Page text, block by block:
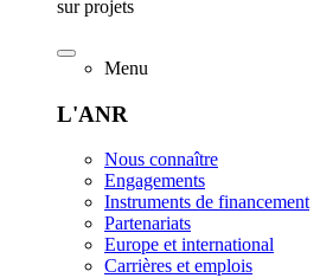
sur projets
Menu
L'ANR
Nous connaître
Engagements
Instruments de financement
Partenariats
Europe et international
Carrières et emplois